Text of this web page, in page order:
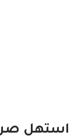
استهل صن